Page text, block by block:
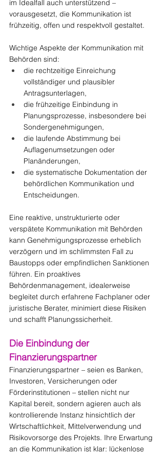
im Idealfall auch unterstützend –
vorausgesetzt, die Kommunikation ist
frühzeitig, offen und respektvoll gestaltet.
Wichtige Aspekte der Kommunikation mit
Behörden sind:
die rechtzeitige Einreichung
vollständiger und plausibler
Antragsunterlagen,
die frühzeitige Einbindung in
Planungsprozesse, insbesondere bei
Sondergenehmigungen,
die laufende Abstimmung bei
Auflagenumsetzungen oder
Planänderungen,
die systematische Dokumentation der
behördlichen Kommunikation und
Entscheidungen.
Eine reaktive, unstrukturierte oder
verspätete Kommunikation mit Behörden
kann Genehmigungsprozesse erheblich
verzögern und im schlimmsten Fall zu
Baustopps oder empfindlichen Sanktionen
führen. Ein proaktives
Behördenmanagement, idealerweise
begleitet durch erfahrene Fachplaner oder
juristische Berater, minimiert diese Risiken
und schafft Planungssicherheit.
Die Einbindung der
Finanzierungspartner
Finanzierungspartner – seien es Banken,
Investoren, Versicherungen oder
Förderinstitutionen – stellen nicht nur
Kapital bereit, sondern agieren auch als
kontrollierende Instanz hinsichtlich der
Wirtschaftlichkeit, Mittelverwendung und
Risikovorsorge des Projekts. Ihre Erwartung
an die Kommunikation ist klar: lückenlose